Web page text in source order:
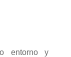
entorno y